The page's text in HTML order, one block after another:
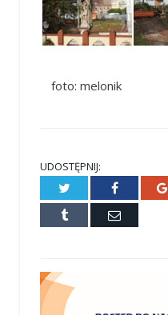
foto: melonik
UDOSTĘPNIJ:
Twitter Facebook
Tumblr
E-